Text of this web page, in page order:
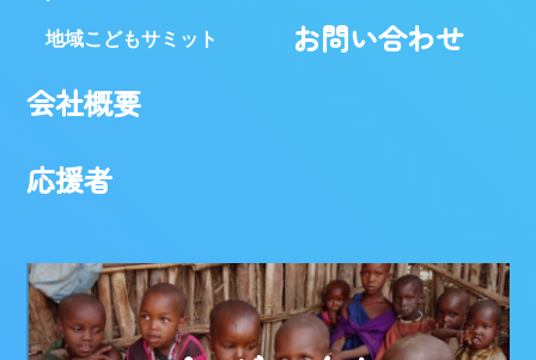
地域こどもサミット
会社概要
応援者
お問い合わせ